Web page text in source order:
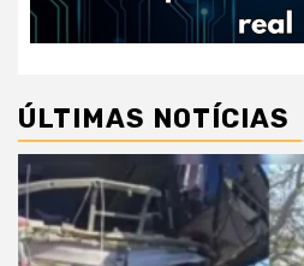
ÚLTIMAS NOTÍCIAS